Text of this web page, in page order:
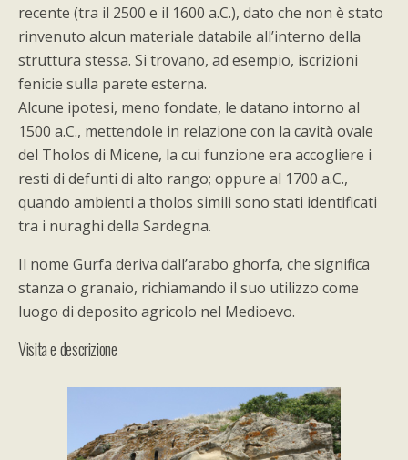
recente (tra il 2500 e il 1600 a.C.), dato che non è stato
rinvenuto alcun materiale databile all’interno della
struttura stessa. Si trovano, ad esempio, iscrizioni
fenicie sulla parete esterna.
Alcune ipotesi, meno fondate, le datano intorno al
1500 a.C., mettendole in relazione con la cavità ovale
del Tholos di Micene, la cui funzione era accogliere i
resti di defunti di alto rango; oppure al 1700 a.C.,
quando ambienti a tholos simili sono stati identificati
tra i nuraghi della Sardegna.
Il nome Gurfa deriva dall’arabo ghorfa, che significa
stanza o granaio, richiamando il suo utilizzo come
luogo di deposito agricolo nel Medioevo.
Visita e descrizione